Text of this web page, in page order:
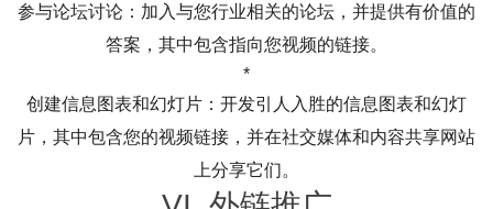
参与论坛讨论：加入与您行业相关的论坛，并提供有价值的
答案，其中包含指向您视频的链接。
*
创建信息图表和幻灯片：开发引人入胜的信息图表和幻灯
片，其中包含您的视频链接，并在社交媒体和内容共享网站
上分享它们。